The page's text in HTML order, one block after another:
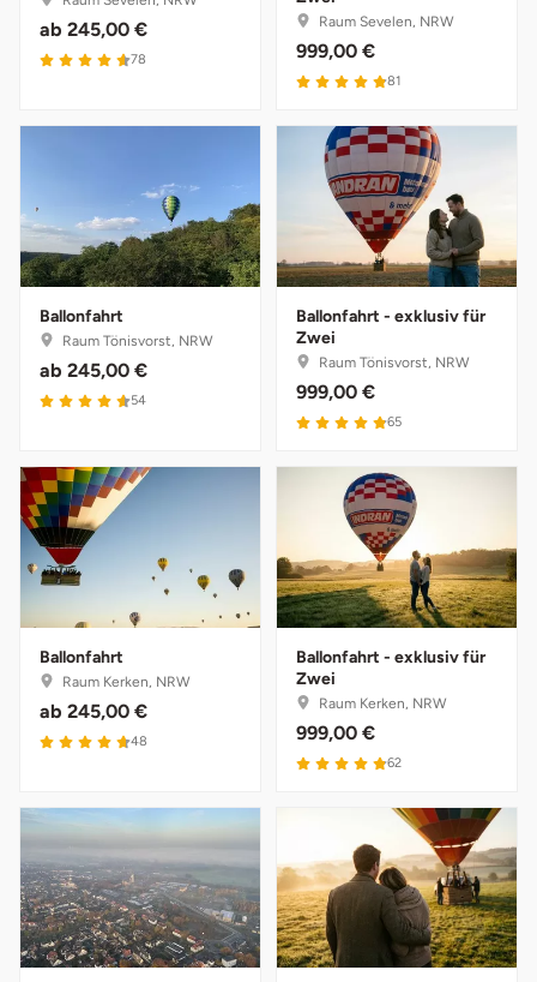
ab 245,00 €
4.6 von 5
78
Raum Sevelen, NRW
999,00 €
4.9 von 5
81
Ballonfahrt
Raum Tönisvorst, NRW
ab 245,00 €
4.6 von 5
54
Ballonfahrt - exklusiv für
Zwei
Raum Tönisvorst, NRW
999,00 €
4.9 von 5
65
Ballonfahrt
Raum Kerken, NRW
ab 245,00 €
4.7 von 5
48
Ballonfahrt - exklusiv für
Zwei
Raum Kerken, NRW
999,00 €
4.9 von 5
62